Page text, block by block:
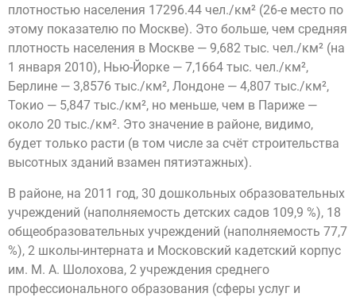
плотностью населения 17296.44 чел./км² (26-е место по
этому показателю по Москве). Это больше, чем средняя
плотность населения в Москве — 9,682 тыс. чел./км² (на
1 января 2010), Нью-Йорке — 7,1664 тыс. чел./км²,
Берлине — 3,8576 тыс./км², Лондоне — 4,807 тыс./км²,
Токио — 5,847 тыс./км², но меньше, чем в Париже —
около 20 тыс./км². Это значение в районе, видимо,
будет только расти (в том числе за счёт строительства
высотных зданий взамен пятиэтажных).
В районе, на 2011 год, 30 дошкольных образовательных
учреждений (наполняемость детских садов 109,9 %), 18
общеобразовательных учреждений (наполняемость 77,7
%), 2 школы-интерната и Московский кадетский корпус
им. М. А. Шолохова, 2 учреждения среднего
профессионального образования (сферы услуг и